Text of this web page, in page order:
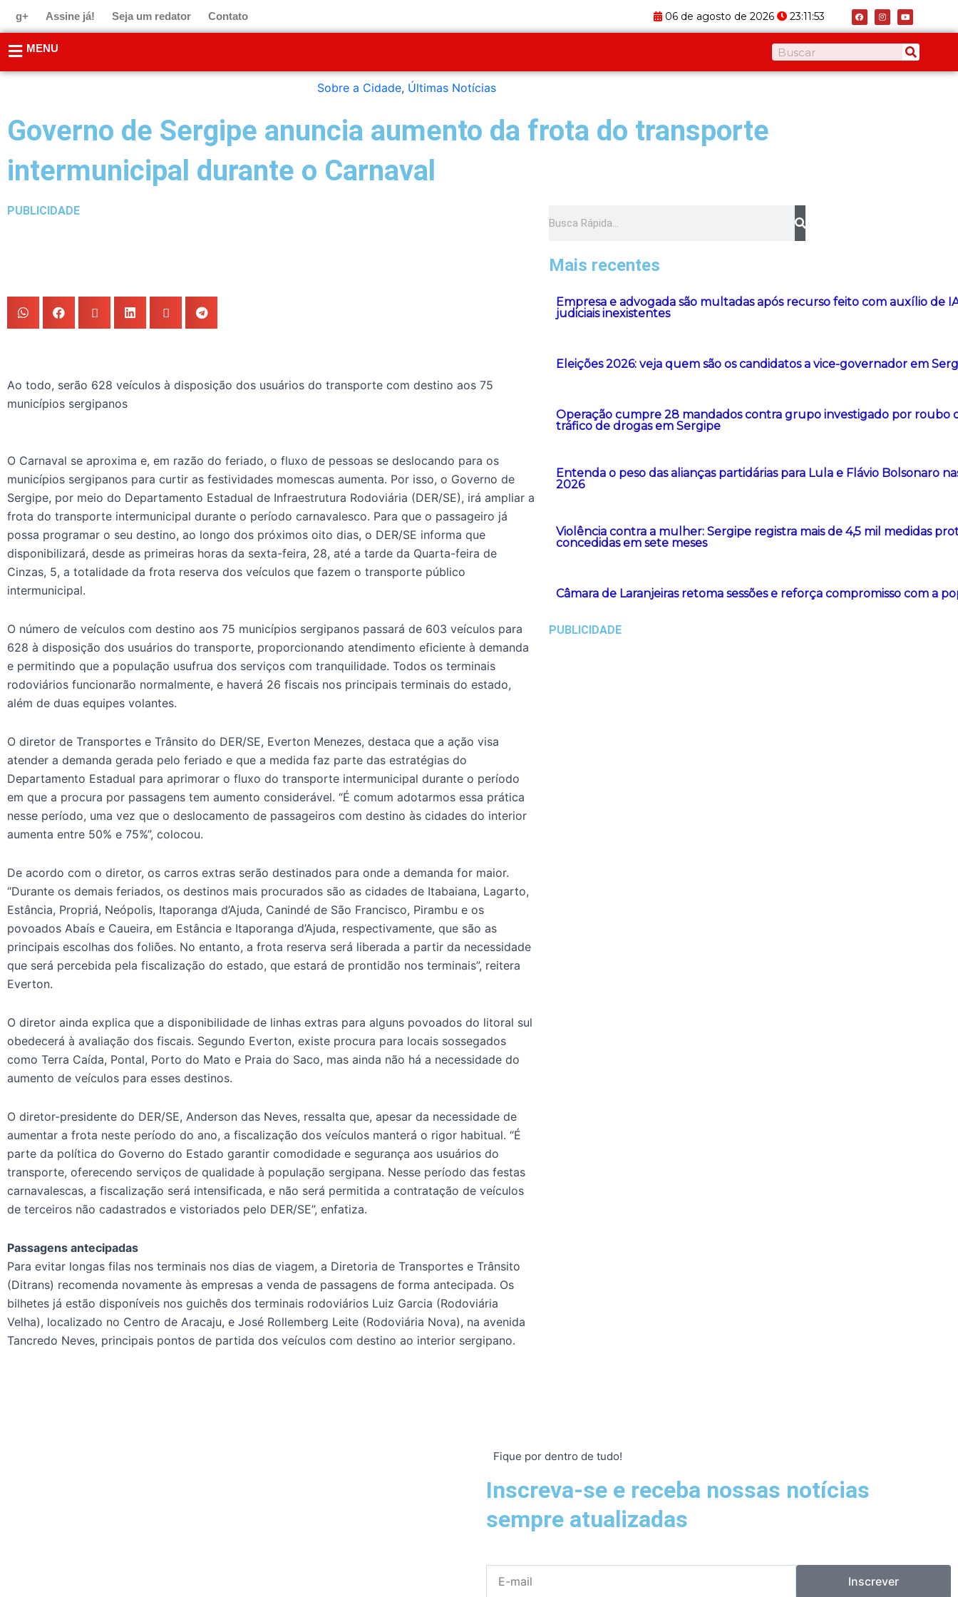
para
g+ Assine já! Seja um redator Contato 06 de agosto de 2026 23:11:53 F
a
c
e
b
I
n
s
t
a
m
Y
o
u
t
u
b
e
MENU Pesquisar
Sobre a Cidade, Últimas Notícias
Governo de Sergipe anuncia aumento da frota do transporte
intermunicipal durante o Carnaval
PUBLICIDADE
Ao todo, serão 628 veículos à disposição dos usuários do transporte com destino aos 75
municípios sergipanos
O Carnaval se aproxima e, em razão do feriado, o fluxo de pessoas se deslocando para os
municípios sergipanos para curtir as festividades momescas aumenta. Por isso, o Governo de
Sergipe, por meio do Departamento Estadual de Infraestrutura Rodoviária (DER/SE), irá ampliar a
frota do transporte intermunicipal durante o período carnavalesco. Para que o passageiro já
possa programar o seu destino, ao longo dos próximos oito dias, o DER/SE informa que
disponibilizará, desde as primeiras horas da sexta-feira, 28, até a tarde da Quarta-feira de
Cinzas, 5, a totalidade da frota reserva dos veículos que fazem o transporte público
intermunicipal.
O número de veículos com destino aos 75 municípios sergipanos passará de 603 veículos para
628 à disposição dos usuários do transporte, proporcionando atendimento eficiente à demanda
e permitindo que a população usufrua dos serviços com tranquilidade. Todos os terminais
rodoviários funcionarão normalmente, e haverá 26 fiscais nos principais terminais do estado,
além de duas equipes volantes.
O diretor de Transportes e Trânsito do DER/SE, Everton Menezes, destaca que a ação visa
atender a demanda gerada pelo feriado e que a medida faz parte das estratégias do
Departamento Estadual para aprimorar o fluxo do transporte intermunicipal durante o período
em que a procura por passagens tem aumento considerável. “É comum adotarmos essa prática
nesse período, uma vez que o deslocamento de passageiros com destino às cidades do interior
aumenta entre 50% e 75%”, colocou.
De acordo com o diretor, os carros extras serão destinados para onde a demanda for maior.
“Durante os demais feriados, os destinos mais procurados são as cidades de Itabaiana, Lagarto,
Estância, Propriá, Neópolis, Itaporanga d’Ajuda, Canindé de São Francisco, Pirambu e os
povoados Abaís e Caueira, em Estância e Itaporanga d’Ajuda, respectivamente, que são as
principais escolhas dos foliões. No entanto, a frota reserva será liberada a partir da necessidade
que será percebida pela fiscalização do estado, que estará de prontidão nos terminais”, reitera
Everton.
O diretor ainda explica que a disponibilidade de linhas extras para alguns povoados do litoral sul
obedecerá à avaliação dos fiscais. Segundo Everton, existe procura para locais sossegados
como Terra Caída, Pontal, Porto do Mato e Praia do Saco, mas ainda não há a necessidade do
aumento de veículos para esses destinos.
O diretor-presidente do DER/SE, Anderson das Neves, ressalta que, apesar da necessidade de
aumentar a frota neste período do ano, a fiscalização dos veículos manterá o rigor habitual. “É
parte da política do Governo do Estado garantir comodidade e segurança aos usuários do
transporte, oferecendo serviços de qualidade à população sergipana. Nesse período das festas
carnavalescas, a fiscalização será intensificada, e não será permitida a contratação de veículos
de terceiros não cadastrados e vistoriados pelo DER/SE”, enfatiza.
Passagens antecipadas
Para evitar longas filas nos terminais nos dias de viagem, a Diretoria de Transportes e Trânsito
(Ditrans) recomenda novamente às empresas a venda de passagens de forma antecipada. Os
bilhetes já estão disponíveis nos guichês dos terminais rodoviários Luiz Garcia (Rodoviária
Velha), localizado no Centro de Aracaju, e José Rollemberg Leite (Rodoviária Nova), na avenida
Tancredo Neves, principais pontos de partida dos veículos com destino ao interior sergipano.
Mais recentes
Empresa e advogada são multadas após recurso feito com auxílio de
judiciais inexistentes
Eleições 2026: veja quem são os candidatos a vice-governador em
Operação cumpre 28 mandados contra grupo investigado por roubo
tráfico de drogas em Sergipe
Entenda o peso das alianças partidárias para Lula e Flávio Bolsonaro
2026
Violência contra a mulher: Sergipe registra mais de 4,5 mil medidas
concedidas em sete meses
Câmara de Laranjeiras retoma sessões e reforça compromisso com a
PUBLICIDADE
Fique por dentro de tudo!
Inscreva-se e receba nossas notícias
sempre atualizadas
Inscrever